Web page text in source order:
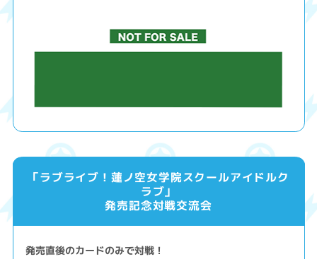
「ラブライブ！蓮ノ空女学院スクールアイドルク
ラブ」
発売記念対戦交流会
発売直後のカードのみで対戦！